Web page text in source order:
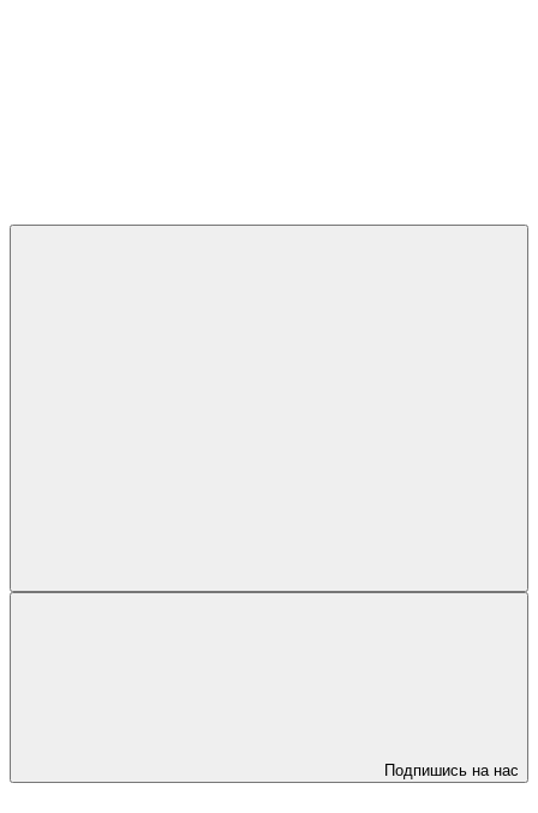
Подпишись на нас